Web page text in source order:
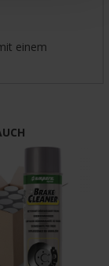
einem